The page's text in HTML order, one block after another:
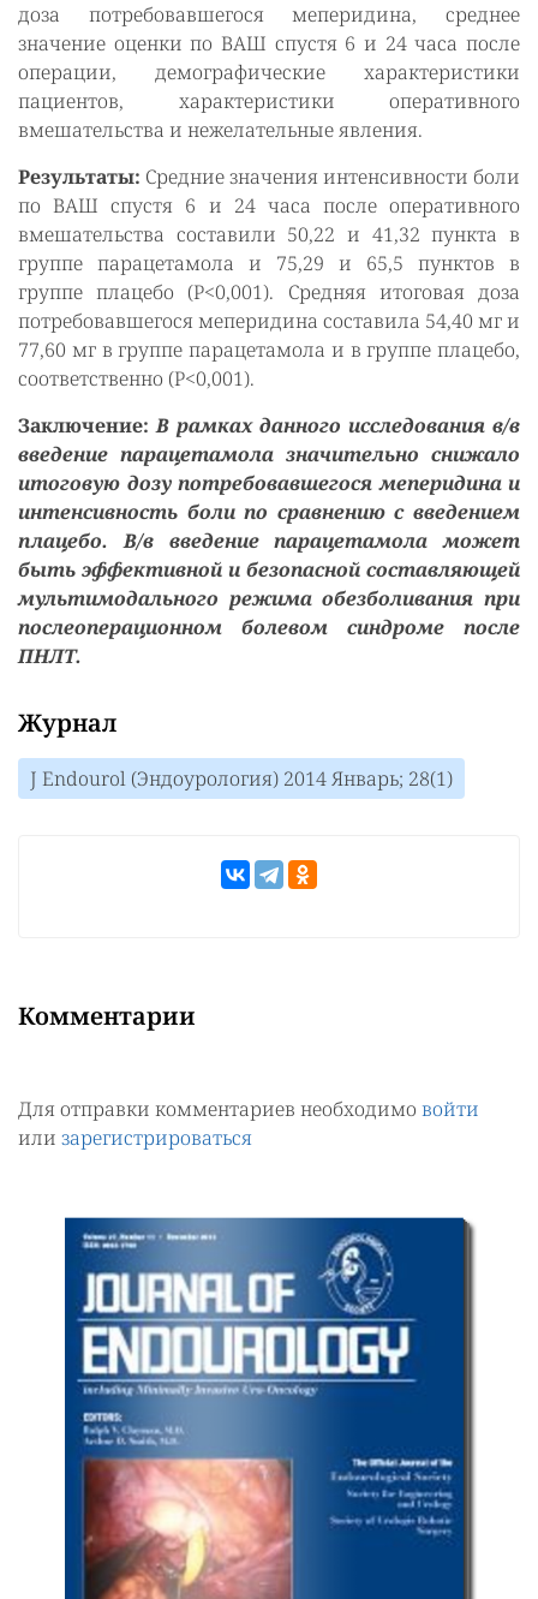
доза потребовавшегося меперидина, среднее
значение оценки по ВАШ спустя 6 и 24 часа после
операции, демографические характеристики
пациентов, характеристики оперативного
вмешательства и нежелательные явления.
Результаты: Средние значения интенсивности боли
по ВАШ спустя 6 и 24 часа после оперативного
вмешательства составили 50,22 и 41,32 пункта в
группе парацетамола и 75,29 и 65,5 пунктов в
группе плацебо (P<0,001). Средняя итоговая доза
потребовавшегося меперидина составила 54,40 мг и
77,60 мг в группе парацетамола и в группе плацебо,
соответственно (P<0,001).
Заключение:В рамках данного исследования в/в
введение парацетамола значительно снижало
итоговую дозу потребовавшегося меперидина и
интенсивность боли по сравнению с введением
плацебо. В/в введение парацетамола может
быть эффективной и безопасной составляющей
мультимодального режима обезболивания при
послеоперационном болевом синдроме после
ПНЛТ.
Журнал
J Endourol (Эндоурология) 2014 Январь; 28(1)
Комментарии
Для отправки комментариев необходимо войти
или зарегистрироваться